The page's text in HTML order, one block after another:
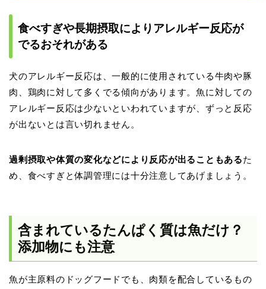
食べすぎや長期摂取によりアレルギー反応が
でるおそれがある
犬のアレルギー反応は、一般的に使用されている牛肉や豚
肉、鶏肉に対して多くでる傾向があります。魚に対しての
アレルギー反応は少ないといわれていますが、ずっと反応
が出ないとは言い切れません。
過剰摂取や体質の変化などにより反応が出ることもあるた
め、食べすぎと体調管理には十分注意してあげましょう。
含まれているたんぱく質は魚だけ？
添加物にも注意
魚が主原料のドッグフードでも、肉類を配合しているもの